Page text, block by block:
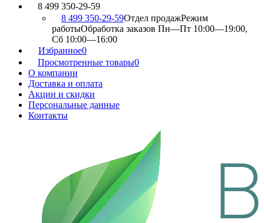
8 499 350-29-59
8 499 350-29-59Отдел продажРежим
работыОбработка заказов Пн—Пт 10:00—19:00,
Сб 10:00—16:00
Избранное0
Просмотренные товары0
О компании
Доставка и оплата
Акции и скидки
Персональные данные
Контакты